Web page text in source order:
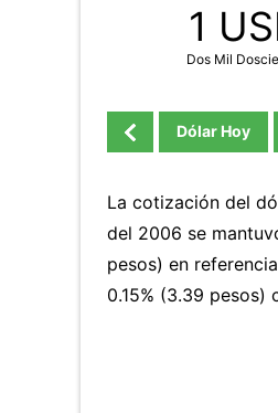
1
Dos Mil
Dólar Hoy
La cotización del
del 2006 se
pesos) en
0.15% (3.39 pesos)